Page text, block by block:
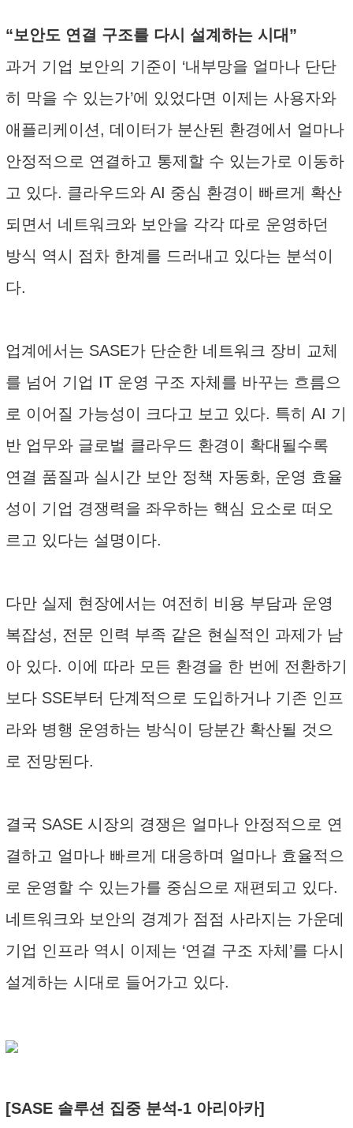
“보안도 연결 구조를 다시 설계하는 시대”
과거 기업 보안의 기준이 ‘내부망을 얼마나 단단
히 막을 수 있는가’에 있었다면 이제는 사용자와
애플리케이션, 데이터가 분산된 환경에서 얼마나
안정적으로 연결하고 통제할 수 있는가로 이동하
고 있다. 클라우드와 AI 중심 환경이 빠르게 확산
되면서 네트워크와 보안을 각각 따로 운영하던
방식 역시 점차 한계를 드러내고 있다는 분석이
다.
업계에서는 SASE가 단순한 네트워크 장비 교체
를 넘어 기업 IT 운영 구조 자체를 바꾸는 흐름으
로 이어질 가능성이 크다고 보고 있다. 특히 AI 기
반 업무와 글로벌 클라우드 환경이 확대될수록
연결 품질과 실시간 보안 정책 자동화, 운영 효율
성이 기업 경쟁력을 좌우하는 핵심 요소로 떠오
르고 있다는 설명이다.
다만 실제 현장에서는 여전히 비용 부담과 운영
복잡성, 전문 인력 부족 같은 현실적인 과제가 남
아 있다. 이에 따라 모든 환경을 한 번에 전환하기
보다 SSE부터 단계적으로 도입하거나 기존 인프
라와 병행 운영하는 방식이 당분간 확산될 것으
로 전망된다.
결국 SASE 시장의 경쟁은 얼마나 안정적으로 연
결하고 얼마나 빠르게 대응하며 얼마나 효율적으
로 운영할 수 있는가를 중심으로 재편되고 있다.
네트워크와 보안의 경계가 점점 사라지는 가운데
기업 인프라 역시 이제는 ‘연결 구조 자체’를 다시
설계하는 시대로 들어가고 있다.
[SASE 솔루션 집중 분석-1 아리아카]